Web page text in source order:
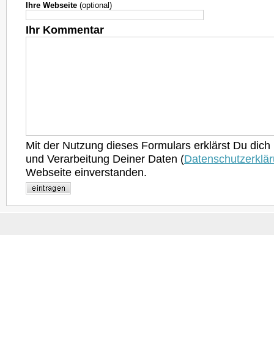
Ihre Webseite (optional)
Ihr Kommentar
Mit der Nutzung dieses Formulars erklärst Du
und Verarbeitung Deiner Daten (
Webseite einverstanden.